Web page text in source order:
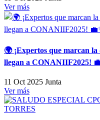
Ver más
🌍 ¡Expertos que marcan
llegan a CONANIIF2025!
11 Oct 2025 Junta
Ver más